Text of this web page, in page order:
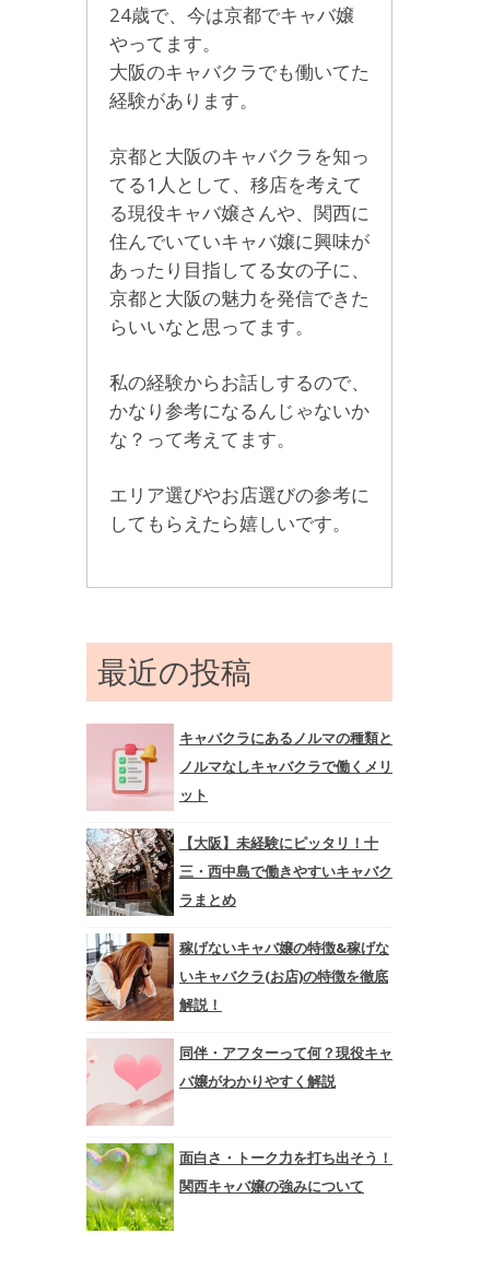
24歳で、今は京都でキャバ嬢
やってます。
大阪のキャバクラでも働いてた
経験があります。
京都と大阪のキャバクラを知っ
てる1人として、移店を考えて
る現役キャバ嬢さんや、関西に
住んでいていキャバ嬢に興味が
あったり目指してる女の子に、
京都と大阪の魅力を発信できた
らいいなと思ってます。
私の経験からお話しするので、
かなり参考になるんじゃないか
な？って考えてます。
エリア選びやお店選びの参考に
してもらえたら嬉しいです。
最近の投稿
キャバクラにあるノルマの種類と
ノルマなしキャバクラで働くメリ
ット
【大阪】未経験にピッタリ！十
三・西中島で働きやすいキャバク
ラまとめ
稼げないキャバ嬢の特徴&稼げな
いキャバクラ(お店)の特徴を徹底
解説！
同伴・アフターって何？現役キャ
バ嬢がわかりやすく解説
面白さ・トーク力を打ち出そう！
関西キャバ嬢の強みについて